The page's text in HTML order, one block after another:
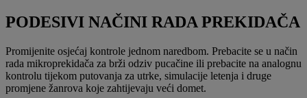
PODESIVI NAČINI RADA PREKIDAČA
Promijenite osjećaj kontrole jednom naredbom. Prebacite se u način
rada mikroprekidača za brži odziv pucačine ili prebacite na analognu
kontrolu tijekom putovanja za utrke, simulacije letenja i druge
promjene žanrova koje zahtijevaju veći domet.